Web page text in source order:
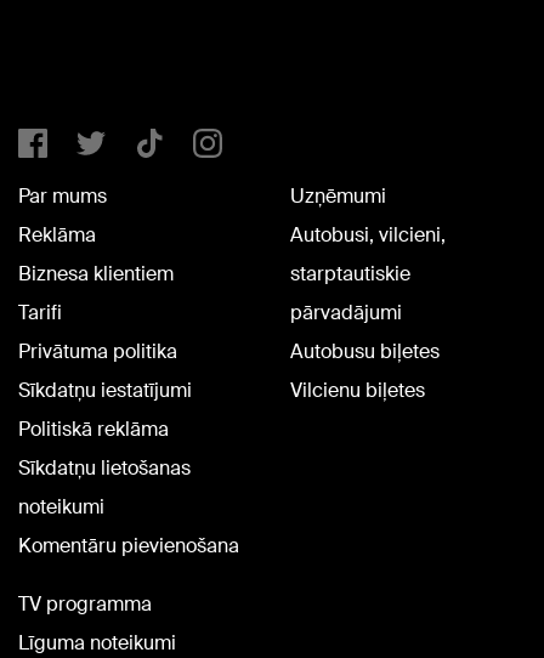
Par mums
Reklāma
Biznesa klientiem
Tarifi
Privātuma politika
Sīkdatņu iestatījumi
Politiskā reklāma
Sīkdatņu lietošanas
noteikumi
Komentāru pievienošana
Uzņēmumi
Autobusi, vilcieni,
starptautiskie
pārvadājumi
Autobusu biļetes
Vilcienu biļetes
TV programma
Līguma noteikumi